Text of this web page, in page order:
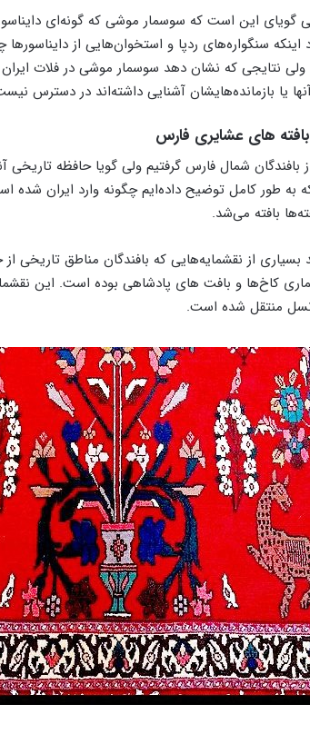
اینکه سنگواره‌های ردپا و استخوان‌هایی از
نتایجی که نشان دهد سوسمار موشی در فلات
یا بازمانده‌هایشان آشنایی داشته‌اند در دسترس
های عشایری فارس
بافندگان شمال فارس گرفتیم ولی گویا حافظه تاریخی
به طور کامل توضیح داده‌ایم چگونه وارد ایران
بافته می‌شد.
از نقشمایه‌هایی که بافندگان مناطق تاریخی از
کاخ‌ها و بافت های پادشاهی بوده است. این
منتقل شده است.